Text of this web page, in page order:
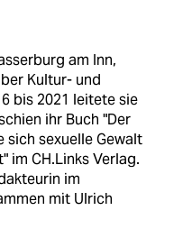
am Inn,
Kultur- und
bis 2021 leitete sie
ihr Buch "Der
sich sexuelle Gewalt
im CH.Links Verlag.
im
mit Ulrich